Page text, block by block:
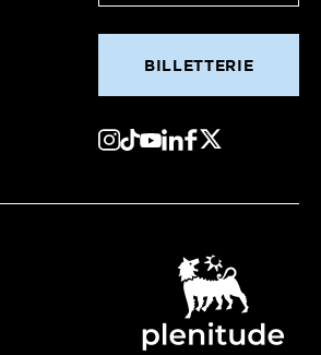
BILLETTERIE